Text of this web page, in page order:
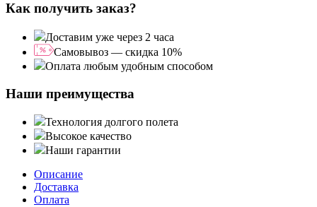
Как получить заказ?
Доставим уже через 2 часа
Самовывоз — скидка 10%
Оплата любым удобным способом
Наши преимущества
Технология долгого полета
Высокое качество
Наши гарантии
Описание
Доставка
Оплата